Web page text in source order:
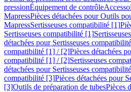
pressionÉquipement de contrôle
MapressPièces détachées pour Outils
MapressSertisseuses compatibilité [1]
Sertisseuses compatibilité [1]
détachées pour Sertisseuses
compatibilité [1] / [2]Pièces détachées
compatibilité [1] / [2]Sertisseuses
détachées pour Sertisseuses
compatibilité [3]Pièces détachées pour
[3]Outils de préparation de tubesPièces